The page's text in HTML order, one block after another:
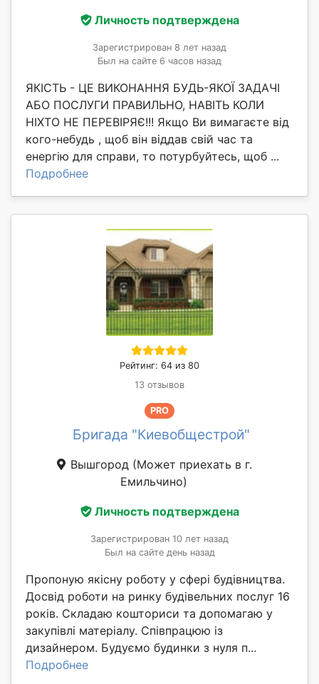
Личность подтверждена
Зарегистрирован 8 лет назад
Был на сайте 6 часов назад
ЯКІСТЬ - ЦЕ ВИКОНАННЯ БУДЬ-ЯКОЇ ЗАДАЧІ
АБО ПОСЛУГИ ПРАВИЛЬНО, НАВІТЬ КОЛИ
НІХТО НЕ ПЕРЕВІРЯЄ!!! Якщо Ви вимагаєте від
кого-небудь , щоб він віддав свій час та
енергію для справи, то потурбуйтесь, щоб ...
Подробнее
Рейтинг: 64 из 80
13 отзывов
PRO
Бригада "Киевобщестрой"
Вышгород (Может приехать в г.
Емильчино)
Личность подтверждена
Зарегистрирован 10 лет назад
Был на сайте день назад
Пропоную якісну роботу у сфері будівництва.
Досвід роботи на ринку будівельних послуг 16
років. Складаю кошториси та допомагаю у
закупівлі матеріалу. Співпрацюю із
дизайнером. Будуємо будинки з нуля п...
Подробнее